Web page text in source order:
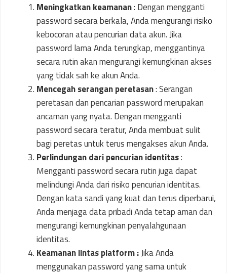
Meningkatkan keamanan: Dengan mengganti
password secara berkala, Anda mengurangi risiko
kebocoran atau pencurian data akun. Jika
password lama Anda terungkap, menggantinya
secara rutin akan mengurangi kemungkinan akses
yang tidak sah ke akun Anda.
Mencegah serangan peretasan: Serangan
peretasan dan pencarian password merupakan
ancaman yang nyata. Dengan mengganti
password secara teratur, Anda membuat sulit
bagi peretas untuk terus mengakses akun Anda.
Perlindungan dari pencurian identitas:
Mengganti password secara rutin juga dapat
melindungi Anda dari risiko pencurian identitas.
Dengan kata sandi yang kuat dan terus diperbarui,
Anda menjaga data pribadi Anda tetap aman dan
mengurangi kemungkinan penyalahgunaan
identitas.
Keamanan lintas platform :Jika Anda
menggunakan password yang sama untuk